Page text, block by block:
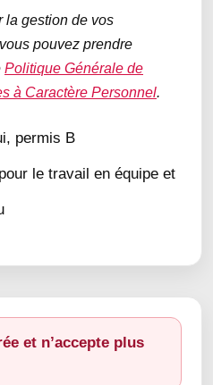
la gestion de vos
pouvez prendre
Politique Générale de
à Caractère Personnel.
permis B
le travail en équipe et
et n’accepte plus